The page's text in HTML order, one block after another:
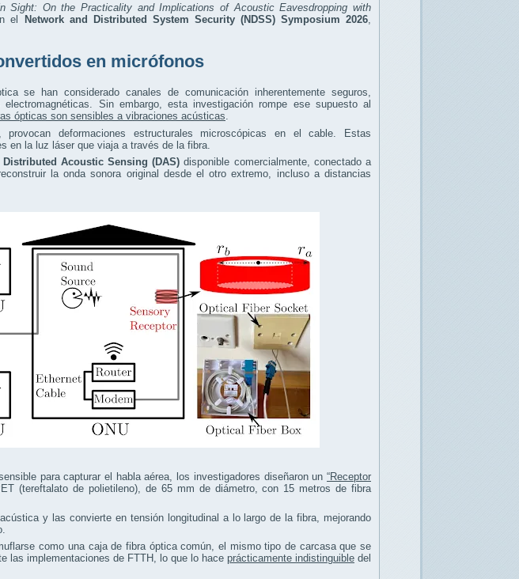
Sight: On the Practicality and Implications of Acoustic Eavesdropping with
el Network and Distributed System Security (NDSS) Symposium 2026
en micrófonos
se han considerado canales de comunicación inherentemente seguros,
Sin embargo, esta investigación rompe ese supuesto al
ópticas son sensibles a vibraciones acústicas.
deformaciones estructurales microscópicas en el cable. Estas
en la luz láser que viaja a través de la fibra.
Distributed Acoustic Sensing (DAS) disponible comercialmente, conectado a
la onda sonora original desde el otro extremo, incluso a distancias
para capturar el habla aérea, los investigadores diseñaron un “Receptor
(tereftalato de polietileno), de 65 mm de diámetro, con 15 metros de fibra
y las convierte en tensión longitudinal a lo largo de la fibra, mejorando
como una caja de fibra óptica común, el mismo tipo de carcasa que se
las implementaciones de FTTH, lo que lo hace prácticamente indistinguible del